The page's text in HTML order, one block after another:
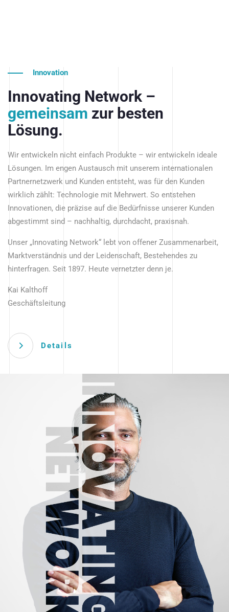
Innovation
Innovating Network –
gemeinsam zur besten
Lösung.
Wir entwickeln nicht einfach Produkte – wir entwickeln ideale
Lösungen. Im engen Austausch mit unserem internationalen
Partnernetzwerk und Kunden entsteht, was für den Kunden
wirklich zählt: Technologie mit Mehrwert. So entstehen
Innovationen, die präzise auf die Bedürfnisse unserer Kunden
abgestimmt sind – nachhaltig, durchdacht, praxisnah.
Unser „Innovating Network“ lebt von offener Zusammenarbeit,
Marktverständnis und der Leidenschaft, Bestehendes zu
hinterfragen. Seit 1897. Heute vernetzter denn je.
Kai Kalthoff
Geschäftsleitung
Details